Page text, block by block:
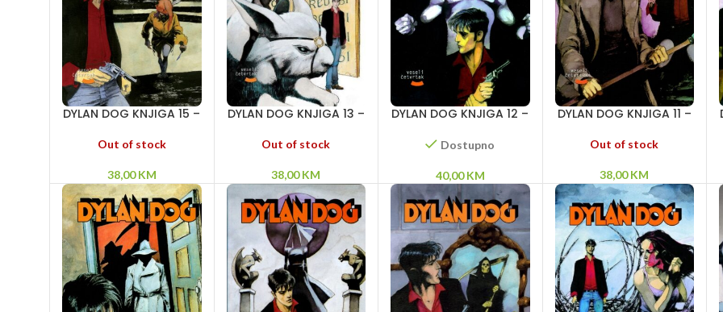
DYLAN DOG KNJIGA 15 –
Odrazi smrti – Goblin
Out of stock
38,00KM
DYLAN DOG KNJIGA 13 –
ništavila – Gospodar
Out of stock
38,00KM
DYLAN DOG KNJIGA 12 –
Košmar letnje noći
Dostupno
40,00KM
DYLAN DOG KNJIGA 11 –
– Džekil!
Out of stock
38,00KM